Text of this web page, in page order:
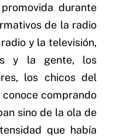
durante
de la radio
y la televisión,
y la gente, los
los chicos del
comprando
sino de la ola de
que había